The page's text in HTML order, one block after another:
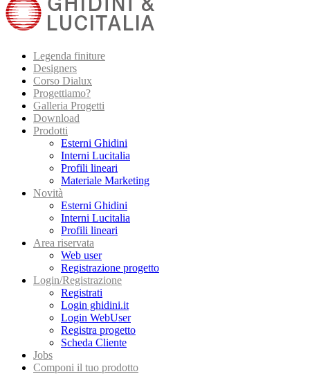
Legenda finiture
Designers
Corso Dialux
Progettiamo?
Galleria Progetti
Download
Prodotti
Esterni Ghidini
Interni Lucitalia
Profili lineari
Materiale Marketing
Novità
Esterni Ghidini
Interni Lucitalia
Profili lineari
Area riservata
Web user
Registrazione progetto
Login/Registrazione
Registrati
Login ghidini.it
Login WebUser
Registra progetto
Scheda Cliente
Jobs
Componi il tuo prodotto